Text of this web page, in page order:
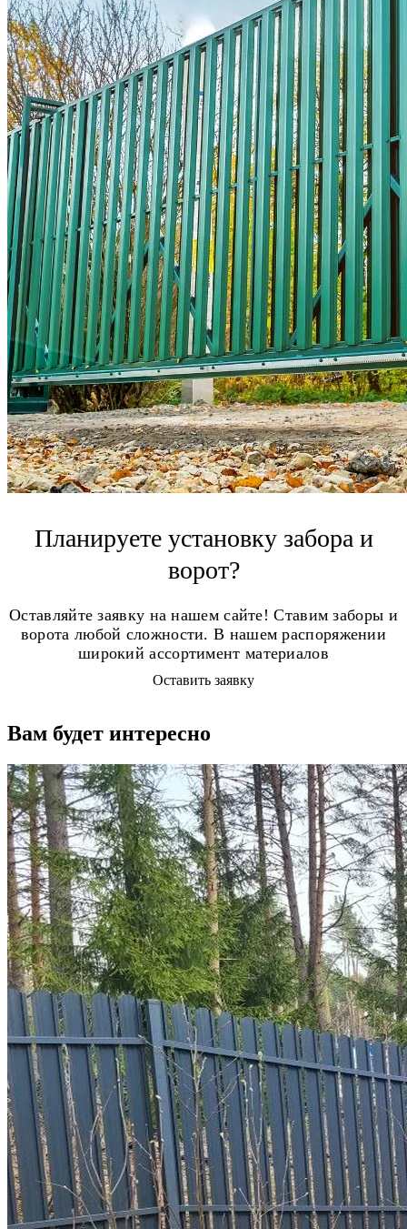
Планируете установку забора и
ворот?
Оставляйте заявку на нашем сайте! Ставим заборы и
ворота любой сложности. В нашем распоряжении
широкий ассортимент материалов
Оставить заявку
Вам будет интересно